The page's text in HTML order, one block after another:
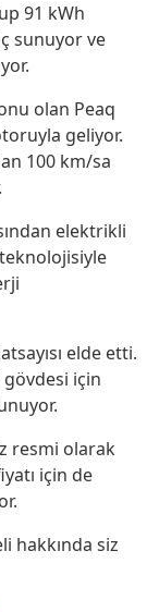
91 kWh
sunuyor ve
olan Peaq
geliyor.
100 km/sa
elektrikli
elde etti.
için
resmi olarak
için de
hakkında siz